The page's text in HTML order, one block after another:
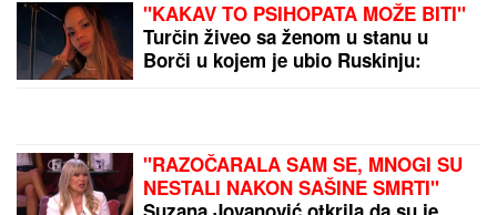
KRV: Izdahnuo u najgorim mukama dok su ga
osumnjičeni pljačkali